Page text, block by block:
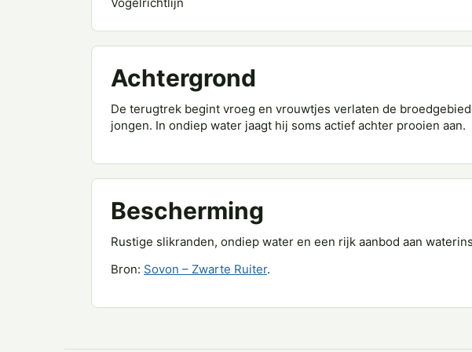
Achtergrond
De terugtrek begint vroeg en vrouwtjes verlaten de
jongen. In ondiep water jaagt hij soms actief achter prooien aan.
Bescherming
Rustige slikranden, ondiep water en een rijk aanbod aan
Bron: Sovon – Zwarte Ruiter.